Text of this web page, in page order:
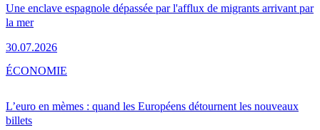
Une enclave espagnole dépassée par l'afflux de migrants arrivant par
la mer
30.07.2026
L’euro en mèmes : quand les Européens détournent les nouveaux
billets
ÉCONOMIE